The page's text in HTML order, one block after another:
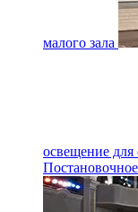
малого зала
освещение для